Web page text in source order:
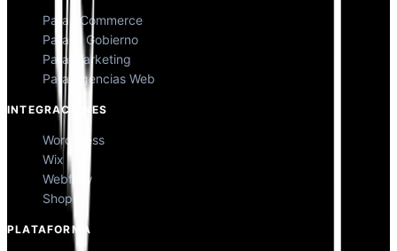
Para eCommerce
Para el Gobierno
Para Marketing
Para Agencias Web
INTEGRACIONES
WordPress
Wix
Webflow
Shopify
PLATAFORMA